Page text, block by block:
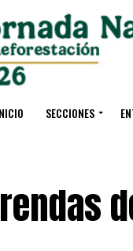
SECCIONES